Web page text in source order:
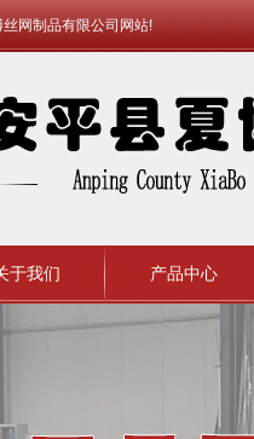
网制品有限公司网站!
于我们 产品中心